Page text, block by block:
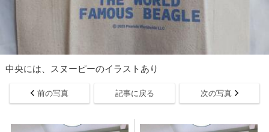
中央には、スヌーピーのイラストあり
前の写真 記事に戻る 次の写真